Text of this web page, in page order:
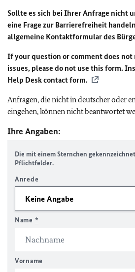
Sollte es sich bei Ihrer Anfrage nicht
eine Frage zur Barrierefreiheit
allgemeine Kontaktformular des
If your question or comment does
issues, please do not use this form.
Help Desk contact form.
Anfragen, die nicht in deutscher oder
eingehen, können nicht beantwortet
Ihre Angaben:
Die mit einem Sternchen
Pflichtfelder.
Anrede
Name *
Vorname